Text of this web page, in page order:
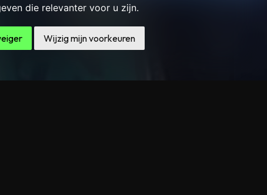
die relevanter voor u zijn.
Wijzig mijn voorkeuren